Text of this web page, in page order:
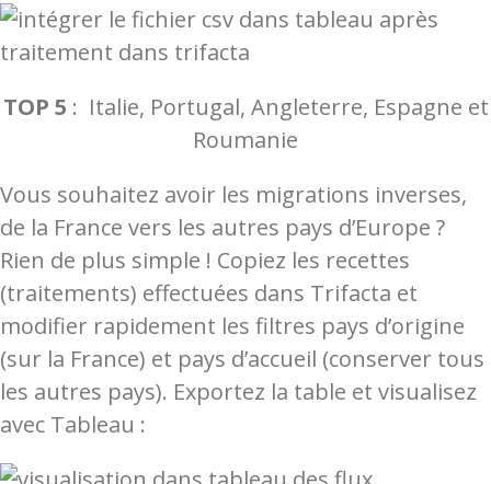
TOP 5 : Italie, Portugal, Angleterre, Espagne et
Roumanie
Vous souhaitez avoir les migrations inverses,
de la France vers les autres pays d’Europe ?
Rien de plus simple ! Copiez les recettes
(traitements) effectuées dans Trifacta et
modifier rapidement les filtres pays d’origine
(sur la France) et pays d’accueil (conserver tous
les autres pays). Exportez la table et visualisez
avec Tableau :